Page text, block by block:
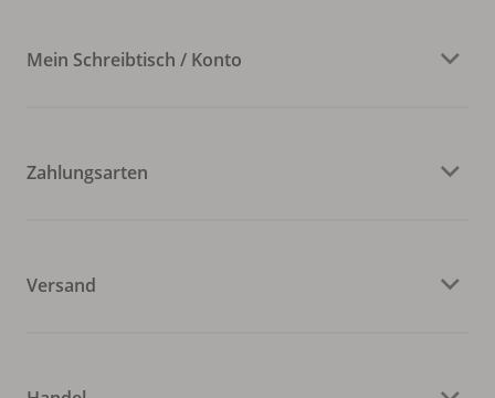
Mein Schreibtisch / Konto
Zahlungsarten
Versand